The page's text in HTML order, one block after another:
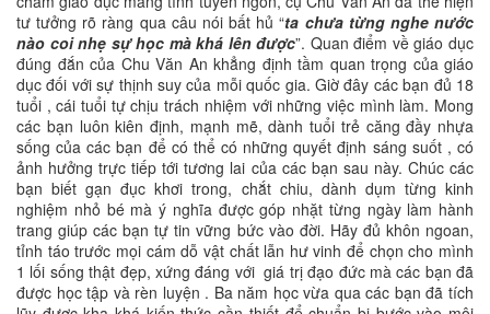
tư tưởng rõ ràng qua câu nói bất hủ “ta chưa từng nghe nước
nào coi nhẹ sự học mà khá lên được”. Quan điểm về giáo dục
đúng đắn của Chu Văn An khẳng định tầm quan trọng của giáo
dục đối với sự thịnh suy của mỗi quốc gia. Giờ đây các bạn đủ 18
tuổi , cái tuổi tự chịu trách nhiệm với những việc mình làm. Mong
các bạn luôn kiên định, mạnh mẽ, dành tuổi trẻ căng đầy nhựa
sống của các bạn để có thể có những quyết định sáng suốt , có
ảnh hưởng trực tiếp tới tương lai của các bạn sau này. Chúc các
bạn biết gạn đục khơi trong, chắt chiu, dành dụm từng kinh
nghiệm nhỏ bé mà ý nghĩa được góp nhặt từng ngày làm hành
trang giúp các bạn tự tin vững bức vào đời. Hãy đủ khôn ngoan,
tỉnh táo trước mọi cám dỗ vật chất lẫn hư vinh để chọn cho mình
1 lối sống thật đẹp, xứng đáng với giá trị đạo đức mà các bạn đã
được học tập và rèn luyện . Ba năm học vừa qua các bạn đã tích